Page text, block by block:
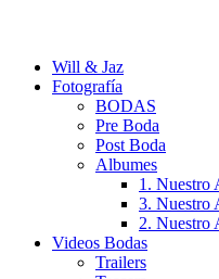
Will & Jaz
Fotografía
BODAS
Pre Boda
Post Boda
Albumes
1. Nuestro
3. Nuestro
2. Nuestro
Videos Bodas
Trailers